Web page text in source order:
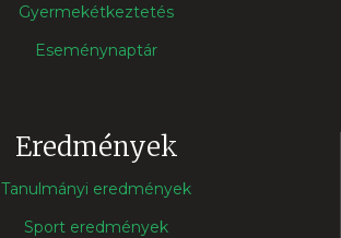
Gyermekétkeztetés
Eseménynaptár
Eredmények
Tanulmányi eredmények
Sport eredmények